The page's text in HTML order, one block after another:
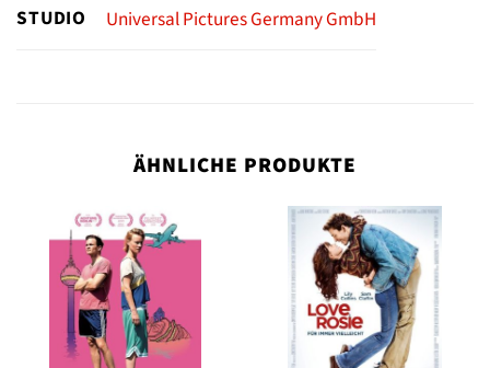
STUDIO Universal Pictures Germany GmbH
ÄHNLICHE PRODUKTE